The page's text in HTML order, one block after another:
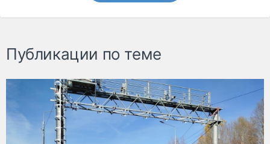
Публикации по теме